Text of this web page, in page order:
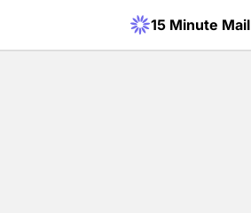
15 Minute Mail